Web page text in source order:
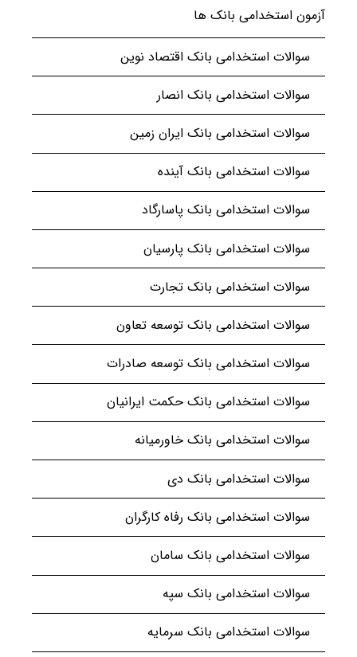
آزمون استخدامی بانک ها
سوالات استخدامی بانک اقتصاد نوین
سوالات استخدامی بانک انصار
سوالات استخدامی بانک ایران زمین
سوالات استخدامی بانک آینده
سوالات استخدامی بانک پاسارگاد
سوالات استخدامی بانک پارسیان
سوالات استخدامی بانک تجارت
سوالات استخدامی بانک توسعه تعاون
سوالات استخدامی بانک توسعه صادرات
سوالات استخدامی بانک حکمت ایرانیان
سوالات استخدامی بانک خاورمیانه
سوالات استخدامی بانک دی
سوالات استخدامی بانک رفاه کارگران
سوالات استخدامی بانک سامان
سوالات استخدامی بانک سپه
سوالات استخدامی بانک سرمایه